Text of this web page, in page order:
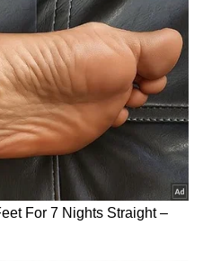
ಹೋಟೆಲ್‌ ಖಾದ್ಯಕ್ಕೆ 'ಚಿಕನ್ 65'
ಹೆಸರು ಹೇಗೆ ಬಂತು? ಇದರ
ಹಿಂದಿದೆ ಭಾರೀ ರಹಸ್ಯ!
ಪ್ರಾಣ":
| Rishab
ಇಳಿಕೆ: ಮೋದಿ-
US